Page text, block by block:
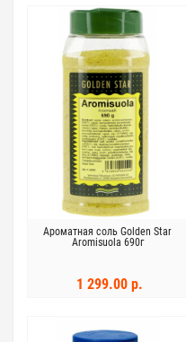
Ароматная соль Golden Star
Aromisuola 690г
1 299.00 р.